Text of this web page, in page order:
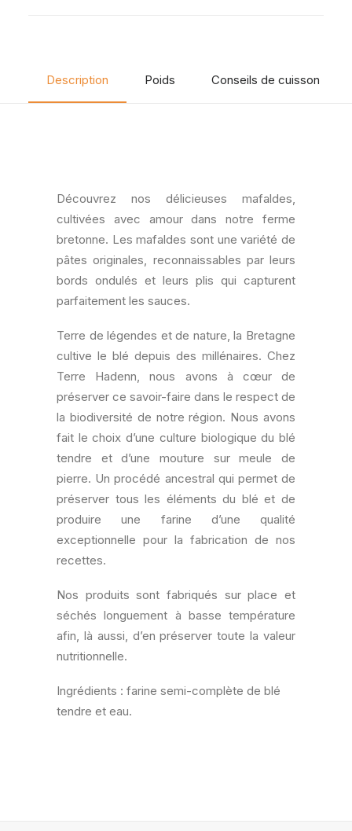
Description Poids Conseils de cuisson
Découvrez nos délicieuses mafaldes,
cultivées avec amour dans notre ferme
bretonne. Les mafaldes sont une variété de
pâtes originales, reconnaissables par leurs
bords ondulés et leurs plis qui capturent
parfaitement les sauces.
Terre de légendes et de nature, la Bretagne
cultive le blé depuis des millénaires. Chez
Terre Hadenn, nous avons à cœur de
préserver ce savoir-faire dans le respect de
la biodiversité de notre région. Nous avons
fait le choix d’une culture biologique du blé
tendre et d’une mouture sur meule de
pierre. Un procédé ancestral qui permet de
préserver tous les éléments du blé et de
produire une farine d’une qualité
exceptionnelle pour la fabrication de nos
recettes.
Nos produits sont fabriqués sur place et
séchés longuement à basse température
afin, là aussi, d’en préserver toute la valeur
nutritionnelle.
Ingrédients : farine semi-complète de blé
tendre et eau.